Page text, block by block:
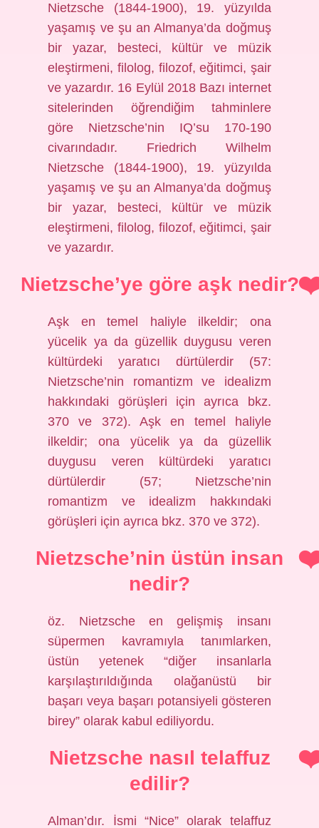
Nietzsche (1844-1900), 19. yüzyılda
yaşamış ve şu an Almanya’da doğmuş
bir yazar, besteci, kültür ve müzik
eleştirmeni, filolog, filozof, eğitimci, şair
ve yazardır. 16 Eylül 2018 Bazı internet
sitelerinden öğrendiğim tahminlere
göre Nietzsche’nin IQ’su 170-190
civarındadır. Friedrich Wilhelm
Nietzsche (1844-1900), 19. yüzyılda
yaşamış ve şu an Almanya’da doğmuş
bir yazar, besteci, kültür ve müzik
eleştirmeni, filolog, filozof, eğitimci, şair
ve yazardır.
Nietzsche’ye göre aşk nedir?
Aşk en temel haliyle ilkeldir; ona
yücelik ya da güzellik duygusu veren
kültürdeki yaratıcı dürtülerdir (57:
Nietzsche’nin romantizm ve idealizm
hakkındaki görüşleri için ayrıca bkz.
370 ve 372). Aşk en temel haliyle
ilkeldir; ona yücelik ya da güzellik
duygusu veren kültürdeki yaratıcı
dürtülerdir (57; Nietzsche’nin
romantizm ve idealizm hakkındaki
görüşleri için ayrıca bkz. 370 ve 372).
Nietzsche’nin üstün insan
nedir?
öz. Nietzsche en gelişmiş insanı
süpermen kavramıyla tanımlarken,
üstün yetenek “diğer insanlarla
karşılaştırıldığında olağanüstü bir
başarı veya başarı potansiyeli gösteren
birey” olarak kabul ediliyordu.
Nietzsche nasıl telaffuz
edilir?
Alman’dır. İsmi “Nice” olarak telaffuz